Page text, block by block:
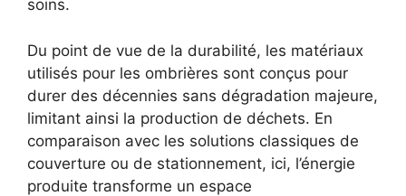
soins.
Du point de vue de la durabilité, les matériaux
utilisés pour les ombrières sont conçus pour
durer des décennies sans dégradation majeure,
limitant ainsi la production de déchets. En
comparaison avec les solutions classiques de
couverture ou de stationnement, ici, l’énergie
produite transforme un espace